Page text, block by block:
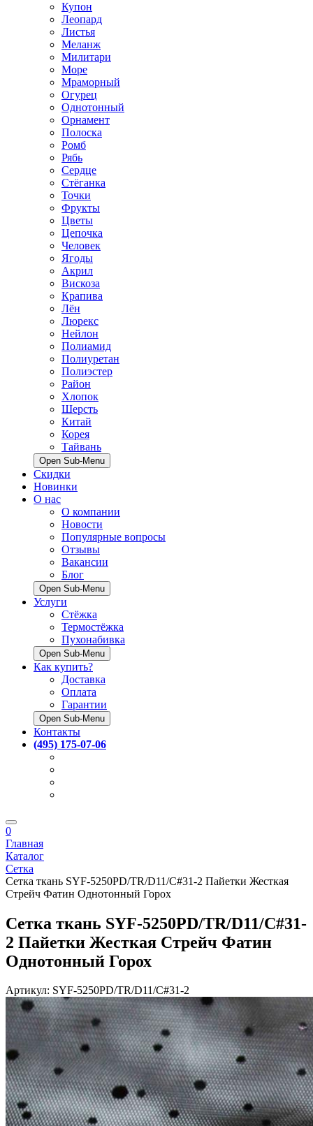
Купон
Леопард
Листья
Меланж
Милитари
Море
Мраморный
Огурец
Однотонный
Орнамент
Полоска
Ромб
Рябь
Сердце
Стёганка
Точки
Фрукты
Цветы
Цепочка
Человек
Ягоды
Акрил
Вискоза
Крапива
Лён
Люрекс
Нейлон
Полиамид
Полиуретан
Полиэстер
Район
Хлопок
Шерсть
Китай
Корея
Тайвань
Open Sub-Menu
Скидки
Новинки
О нас
О компании
Новости
Популярные вопросы
Отзывы
Вакансии
Блог
Open Sub-Menu
Услуги
Стёжка
Термостёжка
Пухонабивка
Open Sub-Menu
Как купить?
Доставка
Оплата
Гарантии
Open Sub-Menu
Контакты
(495) 175-07-06
0
Главная
Каталог
Сетка
Сетка ткань SYF-5250PD/TR/D11/C#31-2 Пайетки Жесткая
Стрейч Фатин Однотонный Горох
Сетка ткань SYF-5250PD/TR/D11/C#31-
2 Пайетки Жесткая Стрейч Фатин
Однотонный Горох
Артикул: SYF-5250PD/TR/D11/C#31-2